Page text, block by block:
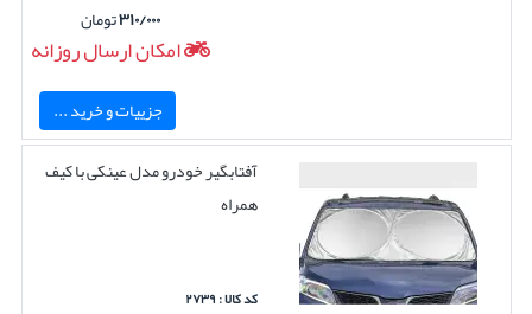
۳۱۰/۰۰۰تومان
امکان ارسال روزانه
جزییات و خرید ...
آفتابگیر خودرو مدل عینکی با کیف
همراه
کد کالا : ۲۷۳۹